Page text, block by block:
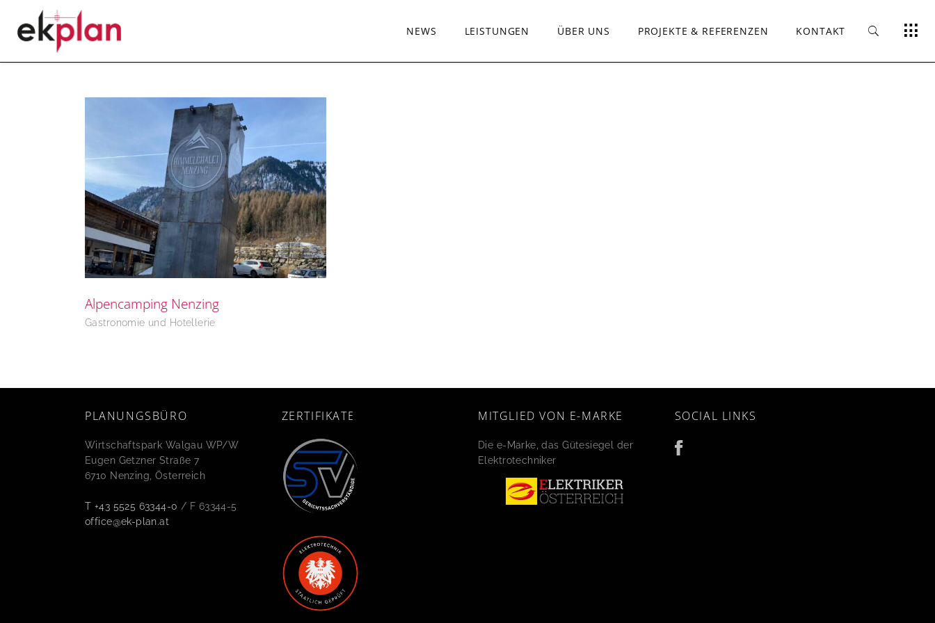
NEWS LEISTUNGEN ÜBER UNS PROJEKTE & REFERENZEN KONTAKT
Alpencamping Nenzing
Gastronomie und Hotellerie
PLANUNGSBÜRO
Wirtschaftspark Walgau WP/W
Eugen Getzner Straße 7
6710 Nenzing, Österreich
T +43 5525 63344-0 / F 63344-5
office@ek-plan.at
ZERTIFIKATE MITGLIED VON E-MARKE
Die e-Marke, das Gütesiegel der
Elektrotechniker
SOCIAL LINKS